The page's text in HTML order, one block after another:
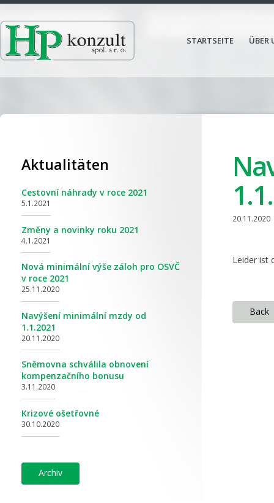
STARTSEITE ÜBER
20.11.2020
Leider ist
back
Aktualitäten
Cestovní náhrady v roce 2021
5.1.2021
Změny a novinky roku 2021
4.1.2021
Nová minimální výše záloh pro OSVČ
v roce 2021
25.11.2020
Navýšení minimální mzdy od
1.1.2021
20.11.2020
Sněmovna schválila obnovení
kompenzačního bonusu
3.11.2020
Krizové ošetřovné
30.10.2020
archiv